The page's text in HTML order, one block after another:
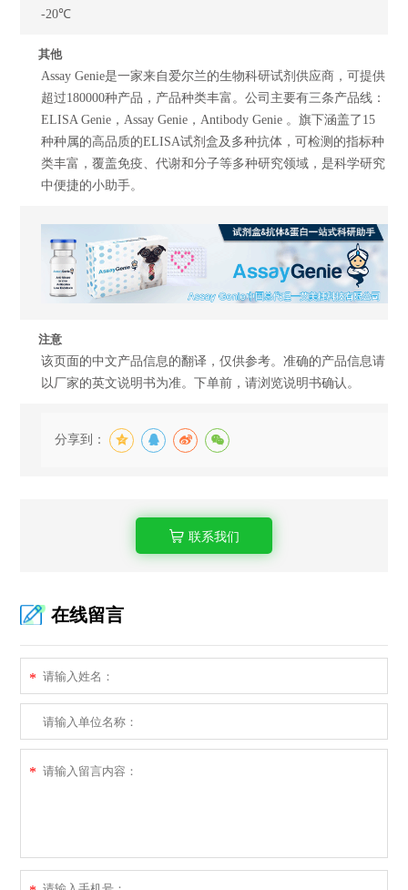
-20℃
其他
Assay Genie是一家来自爱尔兰的生物科研试剂供应商，可提供
超过180000种产品，产品种类丰富。公司主要有三条产品线：
ELISA Genie，Assay Genie，Antibody Genie 。旗下涵盖了15
种种属的高品质的ELISA试剂盒及多种抗体，可检测的指标种
类丰富，覆盖免疫、代谢和分子等多种研究领域，是科学研究
中便捷的小助手。
注意
该页面的中文产品信息的翻译，仅供参考。准确的产品信息请
以厂家的英文说明书为准。下单前，请浏览说明书确认。
分享到：
联系我们
在线留言
*
*